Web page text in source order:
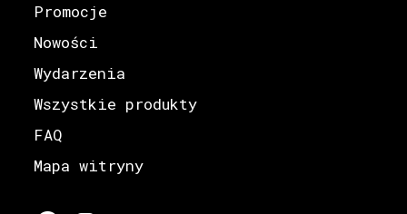
Promocje
Nowości
Wydarzenia
Wszystkie produkty
FAQ
Mapa witryny